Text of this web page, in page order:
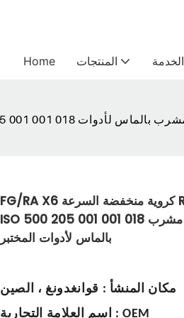
Home المنتجات الخدمة
FG/RA X6 كروية منخفضة السرعة RA/CA طويلة للغاية من كربيد التنجستن للأسنان
ISO 500 205 001 001 018 عجلات تلميع من الراتنج المركب للأسنان ونظام مشرب
بالماس لأدوات المختبر
مكان المنشأ : قوانغدونغ ، الصين
: OEM